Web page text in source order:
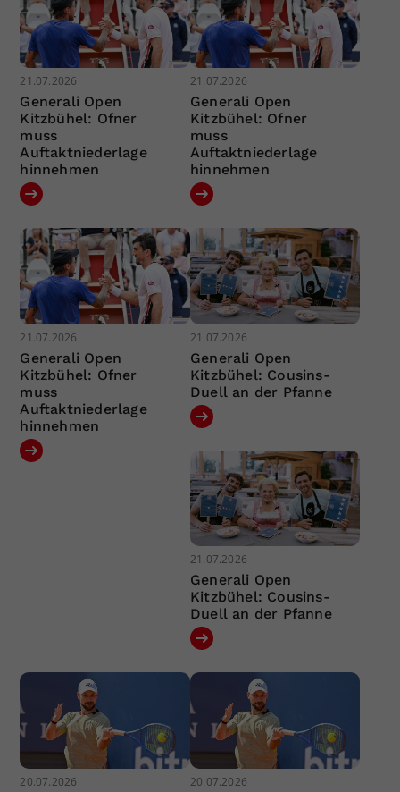
21.07.2026
Generali Open
Kitzbühel: Ofner
muss
Auftaktniederlage
hinnehmen
21.07.2026
Generali Open
Kitzbühel: Ofner
muss
Auftaktniederlage
hinnehmen
21.07.2026
Generali Open
Kitzbühel: Ofner
muss
Auftaktniederlage
hinnehmen
21.07.2026
Generali Open
Kitzbühel: Cousins-
Duell an der Pfanne
21.07.2026
Generali Open
Kitzbühel: Cousins-
Duell an der Pfanne
20.07.2026 20.07.2026